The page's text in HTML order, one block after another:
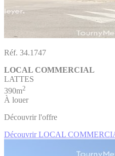
Réf. 34.1747
LOCAL COMMERCIAL
LATTES
390m2
À louer
Découvrir l'offre
Découvrir LOCAL